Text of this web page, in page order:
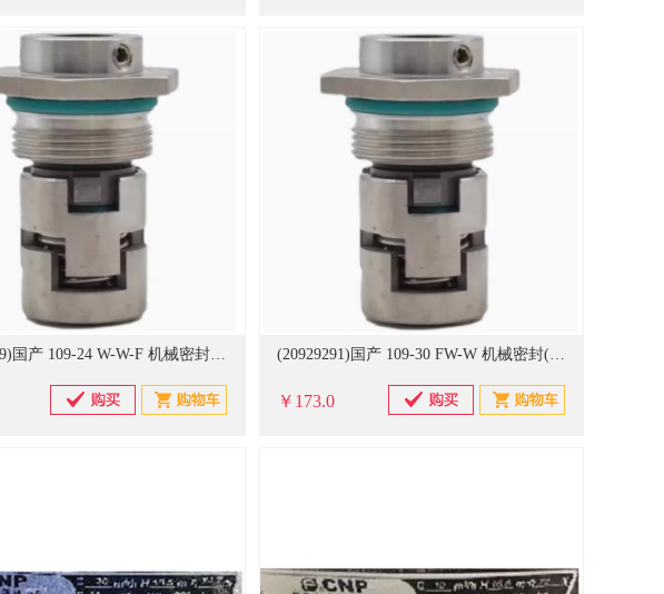
(20929309)国产 109-24 W-W-F 机械密封(单位：套) (20929291)国产 109-30 FW-W 机械密封(单位：套)
￥173.0